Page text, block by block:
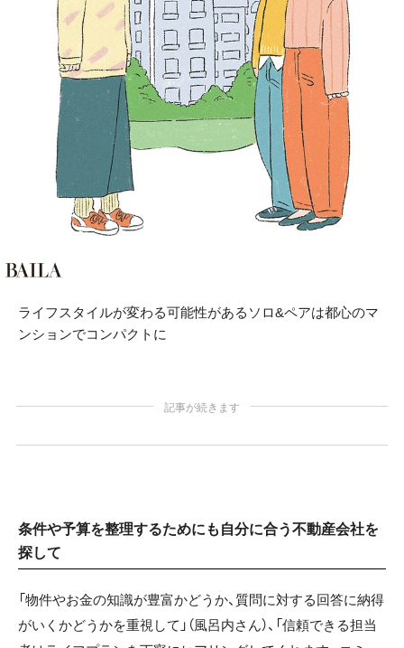
ライフスタイルが変わる可能性があるソロ&ペアは都心のマ
ンションでコンパクトに
記事が続きます
条件や予算を整理するためにも自分に合う不動産会社を
探して
「物件やお金の知識が豊富かどうか、質問に対する回答に納得
がいくかどうかを重視して」（風呂内さん）、「信頼できる担当